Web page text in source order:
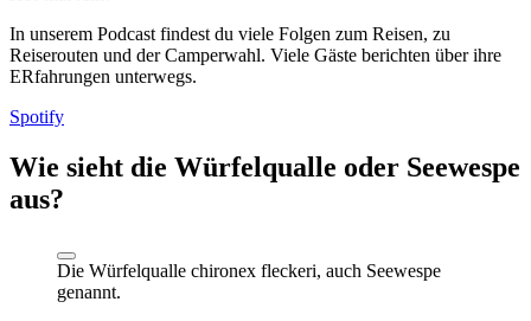
In unserem Podcast findest du viele Folgen zum Reisen, zu
Reiserouten und der Camperwahl. Viele Gäste berichten über ihre
ERfahrungen unterwegs.
Spotify
Wie sieht die Würfelqualle oder Seewespe
aus?
Die Würfelqualle chironex fleckeri, auch Seewespe
genannt.